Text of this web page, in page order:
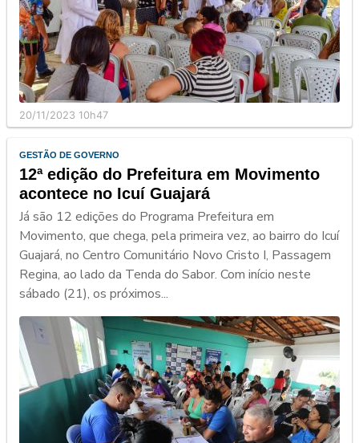
20/11/2023 10h47
GESTÃO DE GOVERNO
12ª edição do Prefeitura em Movimento
acontece no Icuí Guajará
Já são 12 edições do Programa Prefeitura em
Movimento, que chega, pela primeira vez, ao bairro do Icuí
Guajará, no Centro Comunitário Novo Cristo I, Passagem
Regina, ao lado da Tenda do Sabor. Com início neste
sábado (21), os próximos...